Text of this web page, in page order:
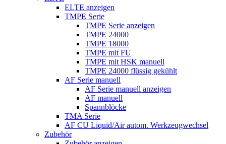
ELTE anzeigen
TMPE Serie
TMPE Serie anzeigen
TMPE 24000
TMPE 18000
TMPE mit FU
TMPE mit HSK manuell
TMPE 24000 flüssig gekühlt
AF Serie manuell
AF Serie manuell anzeigen
AF manuell
Spannblöcke
TMA Serie
AF CU Liquid/Air autom. Werkzeugwechsel
Zubehör